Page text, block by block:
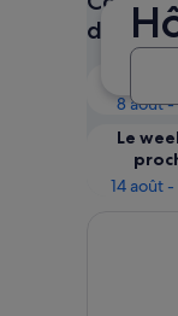
dates
Ce
8 août -
Le
14 août -